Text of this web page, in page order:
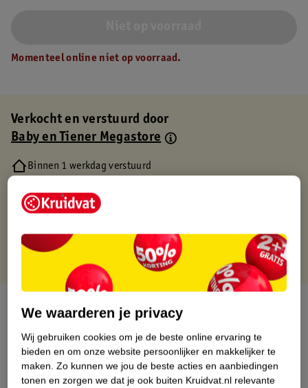
Momenteel online niet op voorraad.
Verkocht en verstuurd door
Baby en Tiener Megastore
Binnen 1 werkdag verstuurd
Gratis retourneren via verkooppartner.
Gratis punten met je Kruidvat kaart
Over dit product
Productinformatie
Nature Impact Score
We waarderen je privacy
Wij gebruiken cookies om je de beste online ervaring te
bieden en om onze website persoonlijker en makkelijker te
maken. Zo kunnen we jou de beste acties en aanbiedingen
tonen en zorgen we dat je ook buiten Kruidvat.nl relevante